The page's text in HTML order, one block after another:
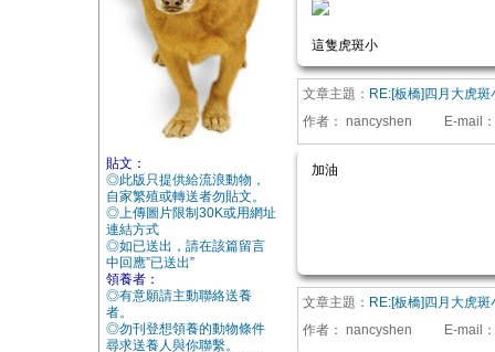
貼文：
◎此版只提供給流浪動物，
自家繁殖或轉送者勿貼文。
◎上傳圖片限制30K或用網址
連結方式
◎如已送出，請在該篇留言
中回應”已送出”
領養者：
◎有意願請主動聯絡送養
者。
◎勿刊登想領養的動物條件
尋求送養人與你聯繫。
這隻虎斑小
文章主題： RE:[板橋]四月大虎斑
作者： nancyshen E-mail ：
加油
文章主題： RE:[板橋]四月大虎斑
作者： nancyshen E-mail ：